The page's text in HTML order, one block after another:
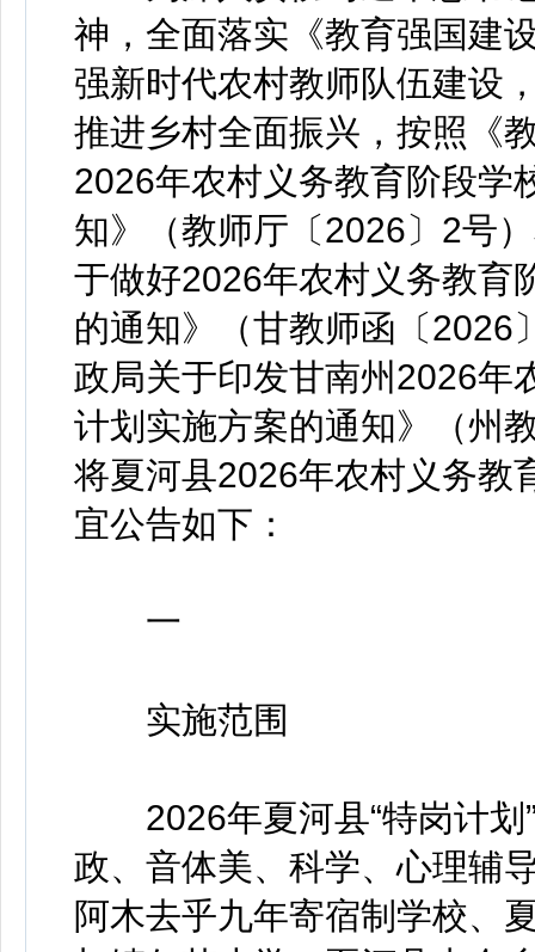
神，全面落实《教育强国建
强新时代农村教师队伍建设
推进乡村全面振兴，按照《
2026年农村义务教育阶段学
知》（教师厅〔2026〕2号
于做好2026年农村义务教育
的通知》（甘教师函〔2026
政局关于印发甘南州2026年
计划实施方案的通知》（州
将夏河县2026年农村义务教
宜公告如下：
一
实施范围
2026年夏河县“特岗计划”
政、音体美、科学、心理辅
阿木去乎九年寄宿制学校、